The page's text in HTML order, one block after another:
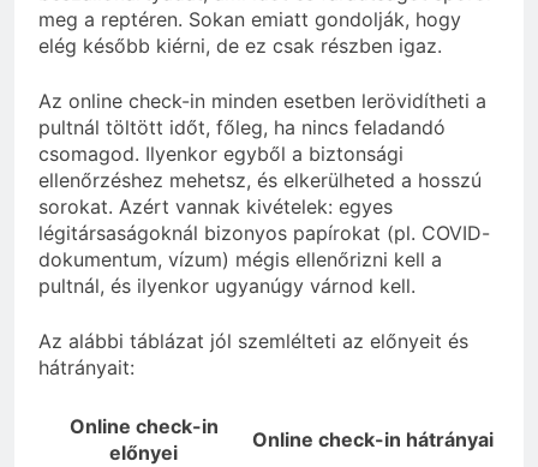
meg a reptéren. Sokan emiatt gondolják, hogy
elég később kiérni, de ez csak részben igaz.
Az online check-in minden esetben lerövidítheti a
pultnál töltött időt, főleg, ha nincs feladandó
csomagod. Ilyenkor egyből a biztonsági
ellenőrzéshez mehetsz, és elkerülheted a hosszú
sorokat. Azért vannak kivételek: egyes
légitársaságoknál bizonyos papírokat (pl. COVID-
dokumentum, vízum) mégis ellenőrizni kell a
pultnál, és ilyenkor ugyanúgy várnod kell.
Az alábbi táblázat jól szemlélteti az előnyeit és
hátrányait:
Online check-in
előnyei
Online check-in hátrányai